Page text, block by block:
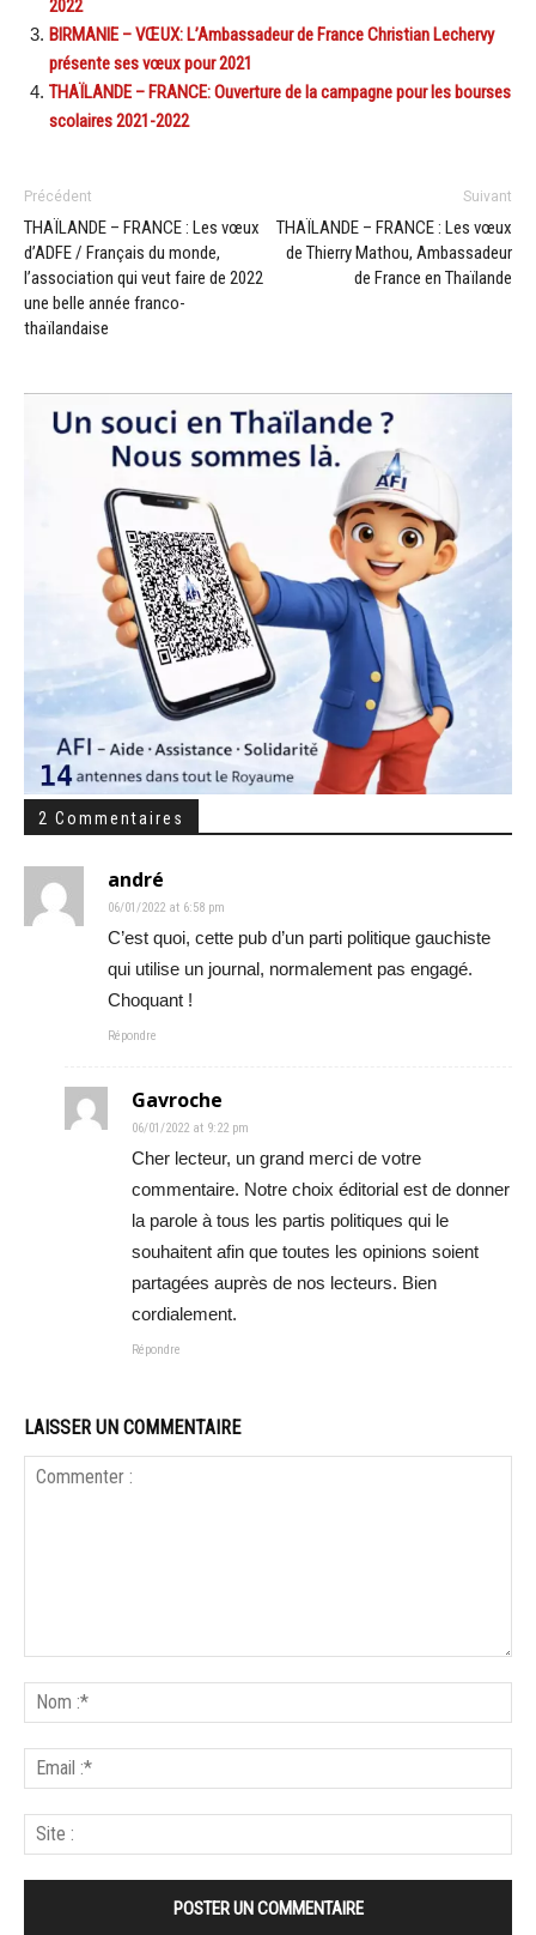
2022
BIRMANIE – VŒUX: L’Ambassadeur de France Christian Lechervy
présente ses vœux pour 2021
THAÏLANDE – FRANCE: Ouverture de la campagne pour les bourses
scolaires 2021-2022
Précédent
THAÏLANDE – FRANCE : Les vœux
d’ADFE / Français du monde,
l’association qui veut faire de 2022
une belle année franco-
thaïlandaise
Suivant
THAÏLANDE – FRANCE : Les vœux
de Thierry Mathou, Ambassadeur
de France en Thaïlande
2 Commentaires
andré
06/01/2022 at 6:58 pm
C’est quoi, cette pub d’un parti politique gauchiste
qui utilise un journal, normalement pas engagé.
Choquant !
Répondre
Gavroche
06/01/2022 at 9:22 pm
Cher lecteur, un grand merci de votre
commentaire. Notre choix éditorial est de donner
la parole à tous les partis politiques qui le
souhaitent afin que toutes les opinions soient
partagées auprès de nos lecteurs. Bien
cordialement.
Répondre
LAISSER UN COMMENTAIRE